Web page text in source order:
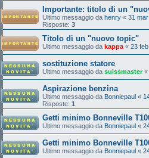
Importante: titolo di un
Ultimo messaggio da henry « 31
Risposte: 3
Titolo di un "nuovo topic"
Ultimo messaggio da kappa « 23
sostituzione statore
Ultimo messaggio da suissmaster«
Aspirazione benzina
Ultimo messaggio da Bonniepaul «
Risposte: 1
Getti minimo Bonneville
Ultimo messaggio da Bonniepaul «
Getti minimo Bonneville
Ultimo messaggio da Bonniepaul «